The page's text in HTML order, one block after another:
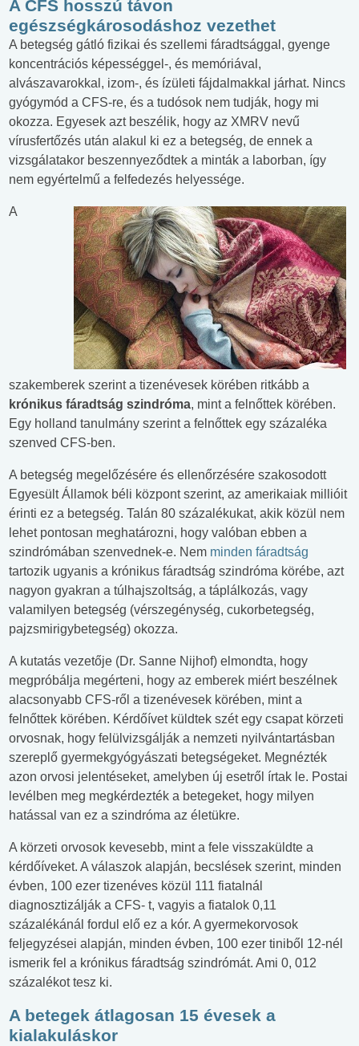
A CFS hosszú távon
egészségkárosodáshoz vezethet
A betegség gátló fizikai és szellemi fáradtsággal, gyenge
koncentrációs képességgel-, és memóriával,
alvászavarokkal, izom-, és ízületi fájdalmakkal járhat. Nincs
gyógymód a CFS-re, és a tudósok nem tudják, hogy mi
okozza. Egyesek azt beszélik, hogy az XMRV nevű
vírusfertőzés után alakul ki ez a betegség, de ennek a
vizsgálatakor beszennyeződtek a minták a laborban, így
nem egyértelmű a felfedezés helyessége.
A
szakemberek szerint a tizenévesek körében ritkább a
krónikus fáradtság szindróma, mint a felnőttek körében.
Egy holland tanulmány szerint a felnőttek egy százaléka
szenved CFS-ben.
A betegség megelőzésére és ellenőrzésére szakosodott
Egyesült Államok béli központ szerint, az amerikaiak millióit
érinti ez a betegség. Talán 80 százalékukat, akik közül nem
lehet pontosan meghatározni, hogy valóban ebben a
szindrómában szenvednek-e. Nem minden fáradtság
tartozik ugyanis a krónikus fáradtság szindróma körébe, azt
nagyon gyakran a túlhajszoltság, a táplálkozás, vagy
valamilyen betegség (vérszegénység, cukorbetegség,
pajzsmirigybetegség) okozza.
A kutatás vezetője (Dr. Sanne Nijhof) elmondta, hogy
megpróbálja megérteni, hogy az emberek miért beszélnek
alacsonyabb CFS-ről a tizenévesek körében, mint a
felnőttek körében. Kérdőívet küldtek szét egy csapat körzeti
orvosnak, hogy felülvizsgálják a nemzeti nyilvántartásban
szereplő gyermekgyógyászati betegségeket. Megnézték
azon orvosi jelentéseket, amelyben új esetről írtak le. Postai
levélben meg megkérdezték a betegeket, hogy milyen
hatással van ez a szindróma az életükre.
A körzeti orvosok kevesebb, mint a fele visszaküldte a
kérdőíveket. A válaszok alapján, becslések szerint, minden
évben, 100 ezer tizenéves közül 111 fiatalnál
diagnosztizálják a CFS- t, vagyis a fiatalok 0,11
százalékánál fordul elő ez a kór. A gyermekorvosok
feljegyzései alapján, minden évben, 100 ezer tiniből 12-nél
ismerik fel a krónikus fáradtság szindrómát. Ami 0, 012
százalékot tesz ki.
A betegek átlagosan 15 évesek a
kialakuláskor